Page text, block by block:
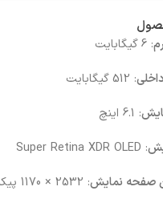
: 6 گیگابایت
: 512 گیگابایت
: 6.1 اینچ
: Super Retina XDR OLED
صفحه نمایش: 2532 × 1170 پیکسل